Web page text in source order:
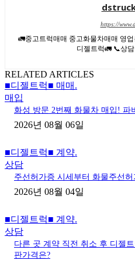
https://
🚛중고트럭매매 중고화물차매매 영
디젤트럭🚛 📞상
RELATED ARTICLES
■디젤트럭■ 매매.
매입
화성 방문 2번째 화물차 매입! 파
2026년 08월 06일
■디젤트럭■ 계약.
상담
주선허가증 시세부터 화물주선
2026년 08월 04일
■디젤트럭■ 계약.
상담
다른 곳 계약 직전 취소 후 디젤
판가격은?